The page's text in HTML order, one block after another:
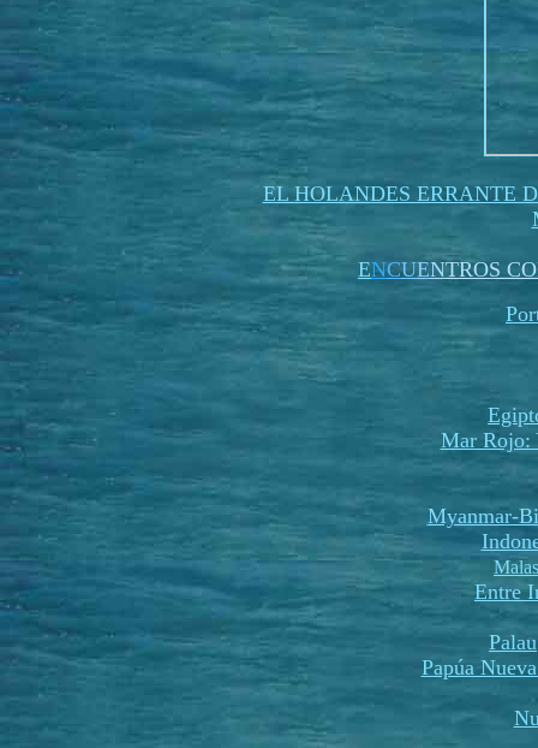
EL HOLANDES ERRANTE
ENCUENTROS
Mar Rojo:
Myanmar-
Entre
Palau
Papúa